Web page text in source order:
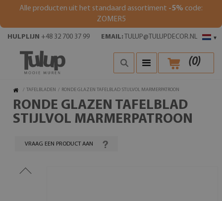
Alle producten uit het standaard assortiment -5% code:
ZOMER5
▾
HULPLIJN +48 32 700 37 99 EMAIL: TULUP@TULUPDECOR.NL
(0)
/ TAFELBLADEN / RONDE GLAZEN TAFELBLAD STIJLVOL MARMERPATROON
RONDE GLAZEN TAFELBLAD
STIJLVOL MARMERPATROON
VRAAG EEN PRODUCT AAN